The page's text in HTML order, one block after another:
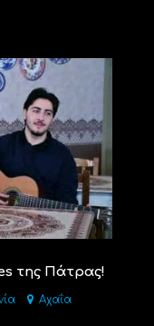
της Πάτρας!
Αχαΐα